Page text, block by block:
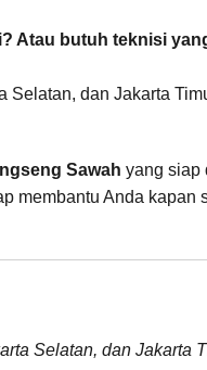
Atau butuh teknisi
dan Jakarta
Sawah yang siap
membantu Anda kapan
Selatan, dan Jakarta